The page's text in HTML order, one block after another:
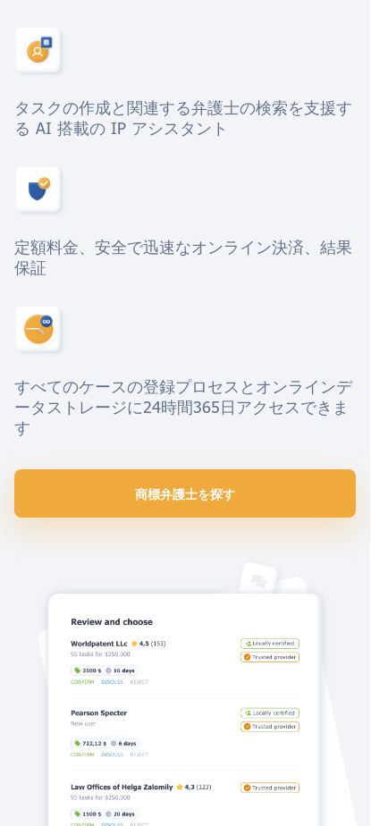
タスクの作成と関連する弁護士の検索を支援す
る AI 搭載の IP アシスタント
定額料金、安全で迅速なオンライン決済、結果
保証
すべてのケースの登録プロセスとオンラインデ
ータストレージに24時間365日アクセスできま
す
商標弁護士を探す